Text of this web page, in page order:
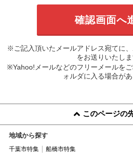
※ご記入頂いたメールアドレス宛てに
をお送りいたしま
※Yahoo!メールなどのフリーメールを
ォルダに入る場合があ
このページの
地域から探す
千葉市特集 船橋市特集